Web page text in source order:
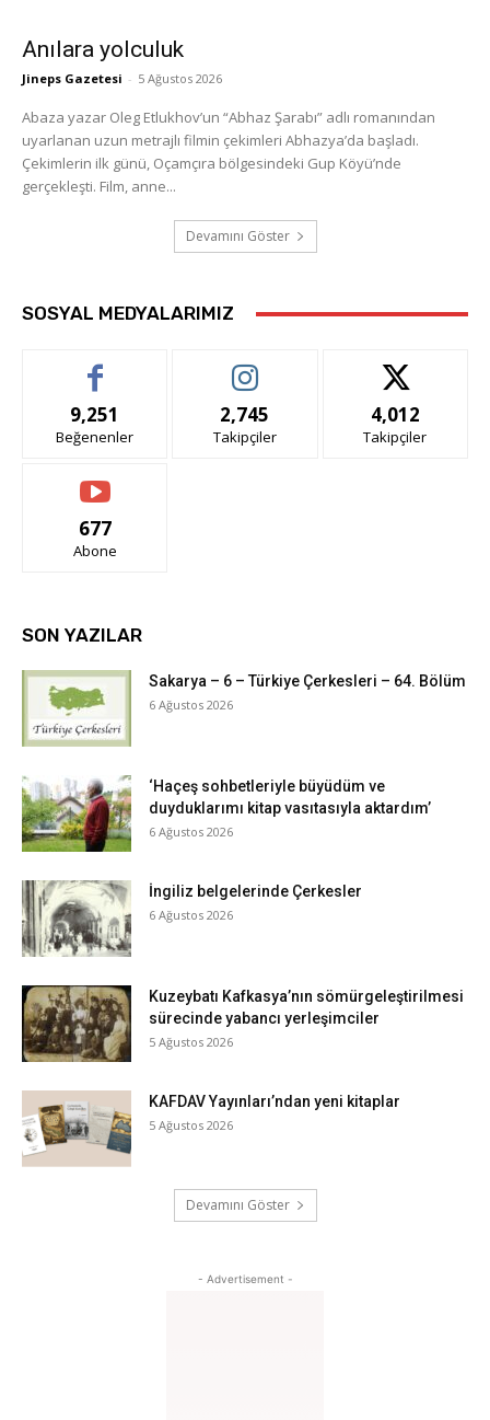
Anılara yolculuk
Jineps Gazetesi - 5 Ağustos 2026
Abaza yazar Oleg Etlukhov’un “Abhaz Şarabı” adlı romanından
uyarlanan uzun metrajlı filmin çekimleri Abhazya’da başladı.
Çekimlerin ilk günü, Oçamçıra bölgesindeki Gup Köyü’nde
gerçekleşti. Film, anne...
Devamını Göster
SOSYAL MEDYALARIMIZ
9,251
Beğenenler
2,745
Takipçiler
4,012
Takipçiler
677
Abone
SON YAZILAR
Sakarya – 6 – Türkiye Çerkesleri – 64. Bölüm
6 Ağustos 2026
‘Haçeş sohbetleriyle büyüdüm ve
duyduklarımı kitap vasıtasıyla aktardım’
6 Ağustos 2026
İngiliz belgelerinde Çerkesler
6 Ağustos 2026
Kuzeybatı Kafkasya’nın sömürgeleştirilmesi
sürecinde yabancı yerleşimciler
5 Ağustos 2026
KAFDAV Yayınları’ndan yeni kitaplar
5 Ağustos 2026
Devamını Göster
- Advertisement -